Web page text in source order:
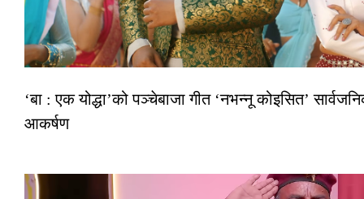
‘बा : एक योद्धा’को पञ्चेबाजा गीत ‘नभन्नू कोइसित’
आकर्षण